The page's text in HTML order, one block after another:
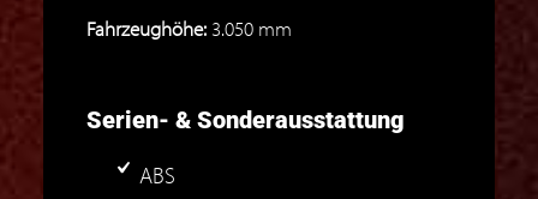
Fahrzeughöhe: 3.050 mm
Serien- & Sonderausstattung
ABS